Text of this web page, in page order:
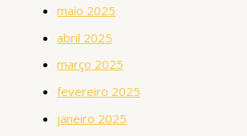
maio 2025
abril 2025
março 2025
fevereiro 2025
janeiro 2025